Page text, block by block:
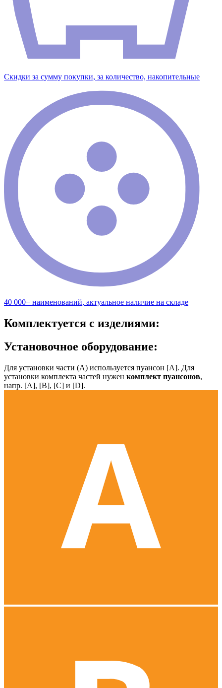
Скидки за сумму покупки, за количество, накопительные
40 000+ наименований, актуальное наличие на складе
Комплектуется с изделиями:
Установочное оборудование:
Для установки части (А) используется пуансон [А]. Для
установки комплекта частей нужен комплект пуансонов,
напр. [А], [B], [С] и [D].